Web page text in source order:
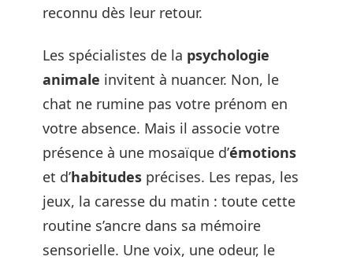
reconnu dès leur retour.
Les spécialistes de la psychologie
animale invitent à nuancer. Non, le
chat ne rumine pas votre prénom en
votre absence. Mais il associe votre
présence à une mosaïque d’émotions
et d’habitudes précises. Les repas, les
jeux, la caresse du matin : toute cette
routine s’ancre dans sa mémoire
sensorielle. Une voix, une odeur, le